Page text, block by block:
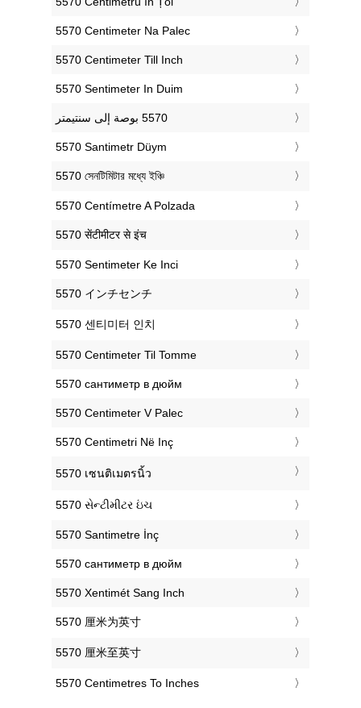
‎5570 Centimeter Na Palec
‎5570 Centimeter Till Inch
‎5570 Sentimeter In Duim
‎5570 Santimetr Düym
‎5570 সেনটিমিটার মধ্যে ইঞ্চি
‎5570 Centímetre A Polzada
‎5570 सेंटीमीटर से इंच
‎5570 Sentimeter Ke Inci
‎5570 インチセンチ
‎5570 센티미터 인치
‎5570 Centimeter Til Tomme
‎5570 сантиметр в дюйм
‎5570 Centimeter V Palec
‎5570 Centimetri Në Inç
‎5570 เซนติเมตรนิ้ว
‎5570 સેન્ટીમીટર ઇંચ
‎5570 Santimetre İnç
‎5570 сантиметр в дюйм
‎5570 Xentimét Sang Inch
‎5570 厘米为英寸
‎5570 厘米至英寸
‎5570 Centimetres To Inches